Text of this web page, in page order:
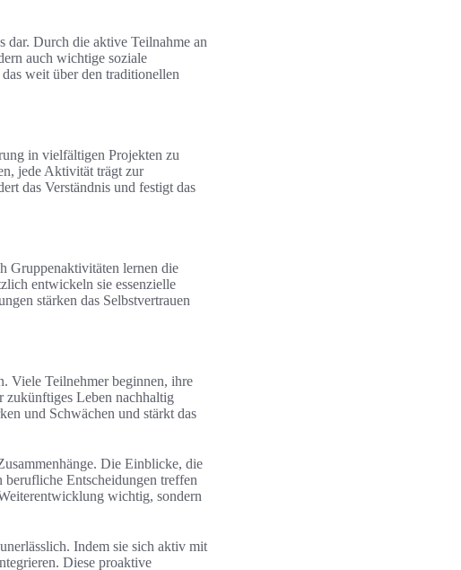
dar. Durch die aktive Teilnahme an
auch wichtige soziale
weit über den traditionellen
in vielfältigen Projekten zu
jede Aktivität trägt zur
das Verständnis und festigt das
Gruppenaktivitäten lernen die
entwickeln sie essenzielle
stärken das Selbstvertrauen
Viele Teilnehmer beginnen, ihre
zukünftiges Leben nachhaltig
und Schwächen und stärkt das
Die Einblicke, die
Entscheidungen treffen
wichtig, sondern
Indem sie sich aktiv mit
Diese proaktive